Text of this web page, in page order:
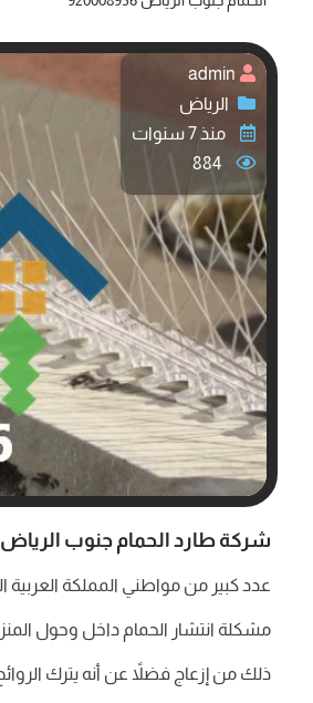
admin
الرياض
منذ 7 سنوات
884
شركة طارد الحمام جنوب الرياض
عدد كبير من مواطني المملكة
مشكلة انتشار الحمام داخل وحول
ذلك من إزعاج فضلاً عن أنه يترك